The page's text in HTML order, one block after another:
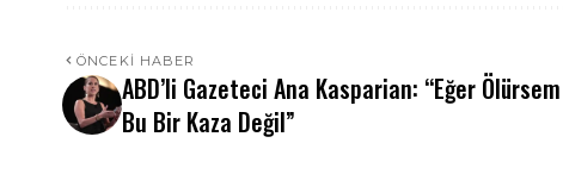
ÖNCEKI HABER
ABD’li Gazeteci Ana Kasparian: “Eğer Ölürsem
Bu Bir Kaza Değil”